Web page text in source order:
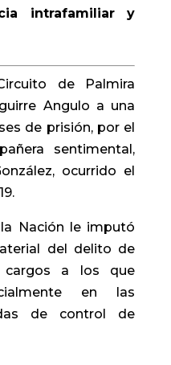
intrafamiliar y
de Palmira
Angulo a una
de prisión, por el
sentimental,
ocurrido el
Nación le imputó
del delito de
cargos a los que
en las
de control de